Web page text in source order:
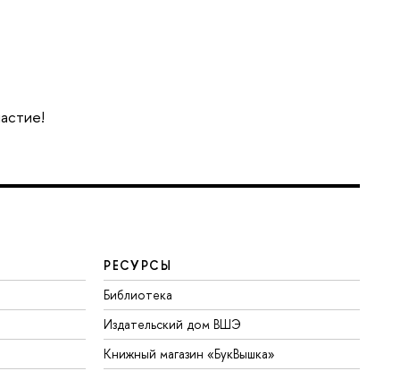
РЕСУРСЫ
Библиотека
Издательский дом ВШЭ
Книжный магазин «БукВышка»